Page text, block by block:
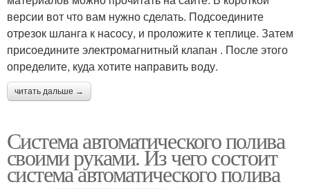
версии вот что вам нужно сделать. Подсоедините
отрезок шланга к насосу, и проложите к теплице. Затем
присоедините электромагнитный клапан . После этого
определите, куда хотите направить воду.
читать дальше →
Система автоматического полива
своими руками. Из чего состоит
система автоматического полива